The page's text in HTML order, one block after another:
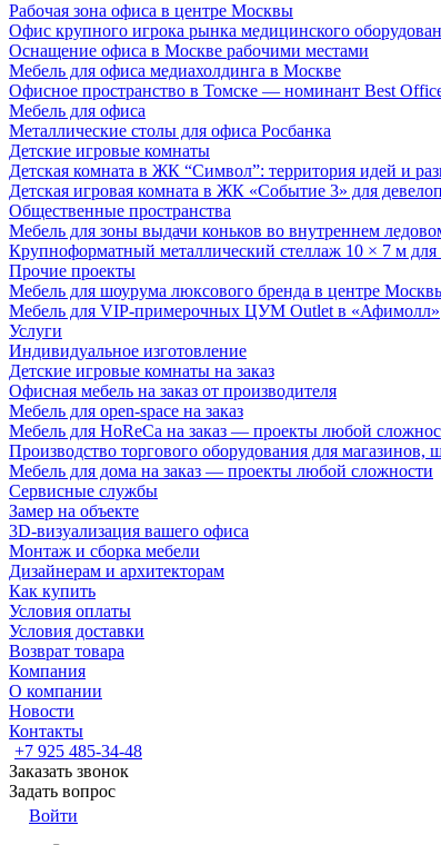
Рабочая зона офиса в центре Москвы
Офис крупного игрока рынка медицинского
Оснащение офиса в Москве рабочими местами
Мебель для офиса медиахолдинга в Москве
Офисное пространство в Томске — номинант Best
Мебель для офиса
Металлические столы для офиса Росбанка
Детские игровые комнаты
Детская комната в ЖК “Символ”: территория идей и
Детская игровая комната в ЖК «Событие 3» для
Общественные пространства
Мебель для зоны выдачи коньков во внутреннем
Крупноформатный металлический стеллаж 10 × 7 м для
Прочие проекты
Мебель для шоурума люксового бренда в центре
Мебель для VIP-примерочных ЦУМ Outlet в «Афимолл»
Услуги
Индивидуальное изготовление
Детские игровые комнаты на заказ
Офисная мебель на заказ от производителя
Мебель для open-space на заказ
Мебель для HoReCa на заказ — проекты любой
Производство торгового оборудования для магазинов,
Мебель для дома на заказ — проекты любой сложности
Сервисные службы
Замер на объекте
3D-визуализация вашего офиса
Монтаж и сборка мебели
Дизайнерам и архитекторам
Как купить
Условия оплаты
Условия доставки
Возврат товара
Компания
О компании
Новости
Контакты
+7 925 485-34-48
Заказать звонок
Задать вопрос
Войти